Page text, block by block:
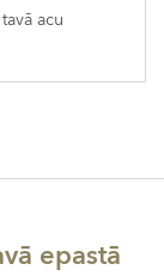
acu
epastā